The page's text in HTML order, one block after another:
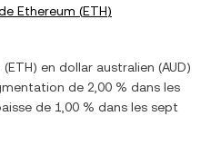
Ethereum (ETH)
(ETH) en dollar australien (AUD)
de 2,00 % dans les
de 1,00 % dans les sept